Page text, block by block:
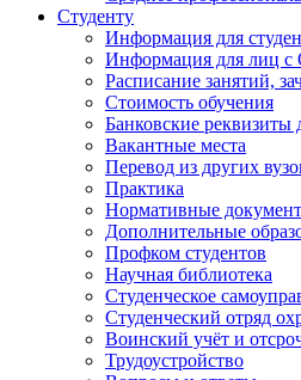
Студенту
Информация для
Информация для лиц
Расписание занятий,
Стоимость обучения
Банковские реквизиты
Вакантные места
Перевод из других
Практика
Нормативные
Дополнительные
Профком студентов
Научная библиотека
Студенческое
Студенческий отряд
Воинский учёт и
Трудоустройство